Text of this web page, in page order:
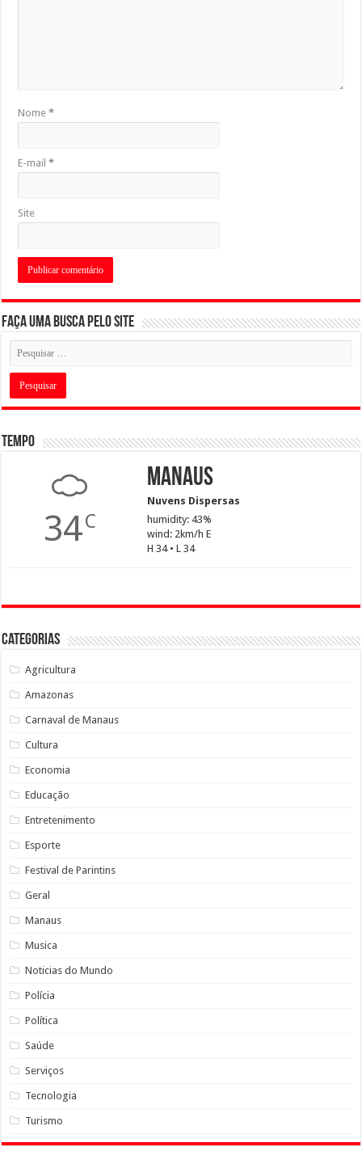
Nome*
E-mail*
Site
Faça uma busca pelo Site
Tempo
34C
Manaus
Nuvens Dispersas
humidity: 43%
wind: 2km/h E
H 34 • L 34
Categorias
Agricultura
Amazonas
Carnaval de Manaus
Cultura
Economia
Educação
Entretenimento
Esporte
Festival de Parintins
Geral
Manaus
Musica
Noticias do Mundo
Polícia
Política
Saúde
Serviços
Tecnologia
Turismo